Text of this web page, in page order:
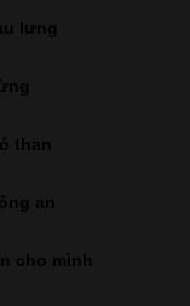
lưng
than
an
cho mình